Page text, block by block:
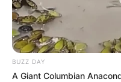
BUZZ DAY
A Giant Columbian